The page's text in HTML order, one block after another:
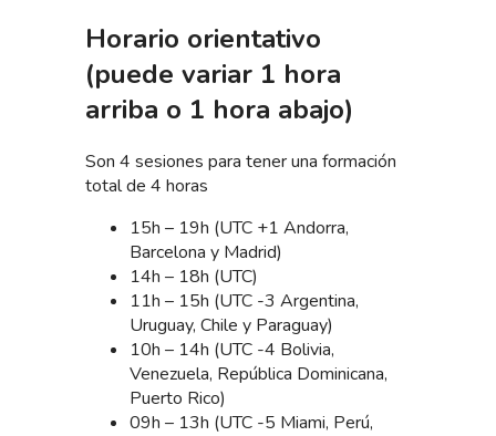
Horario orientativo
(puede variar 1 hora
arriba o 1 hora abajo)
Son 4 sesiones para tener una formación
total de 4 horas
15h – 19h (UTC +1 Andorra,
Barcelona y Madrid)
14h – 18h (UTC)
11h – 15h (UTC -3 Argentina,
Uruguay, Chile y Paraguay)
10h – 14h (UTC -4 Bolivia,
Venezuela, República Dominicana,
Puerto Rico)
09h – 13h (UTC -5 Miami, Perú,